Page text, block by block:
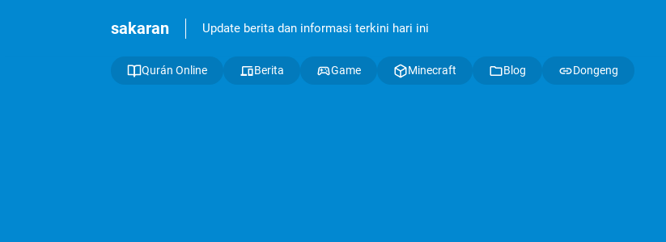
sakaran Update berita dan informasi terkini hari ini
Qurán Online Berita Game Minecraft Blog Dongeng